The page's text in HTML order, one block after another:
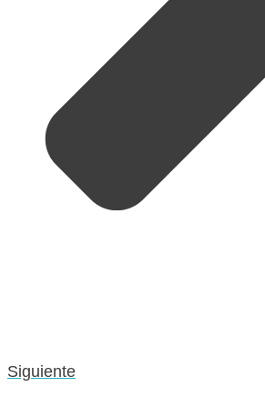
Siguiente